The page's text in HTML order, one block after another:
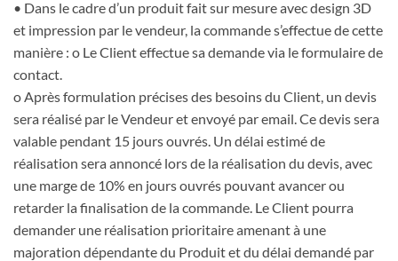
• Dans le cadre d’un produit fait sur mesure avec design 3D
et impression par le vendeur, la commande s’effectue de cette
manière : o Le Client effectue sa demande via le formulaire de
contact.
o Après formulation précises des besoins du Client, un devis
sera réalisé par le Vendeur et envoyé par email. Ce devis sera
valable pendant 15 jours ouvrés. Un délai estimé de
réalisation sera annoncé lors de la réalisation du devis, avec
une marge de 10% en jours ouvrés pouvant avancer ou
retarder la finalisation de la commande. Le Client pourra
demander une réalisation prioritaire amenant à une
majoration dépendante du Produit et du délai demandé par